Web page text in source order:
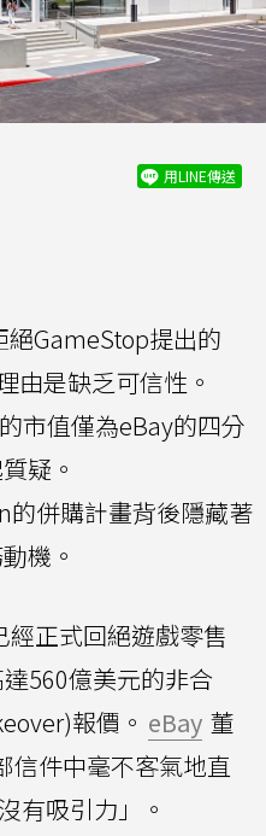
用LINE傳送
絕GameStop提出的
由是缺乏可信性。
市值僅為eBay的四分
疑。
的併購計畫背後隱藏著
機。
經正式回絕遊戲零售
560億美元的非合
報價。 eBay 董
信件中毫不客氣地直
有吸引力」。